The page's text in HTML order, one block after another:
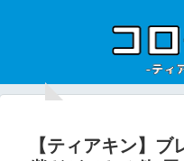
【ティアキン】ブ